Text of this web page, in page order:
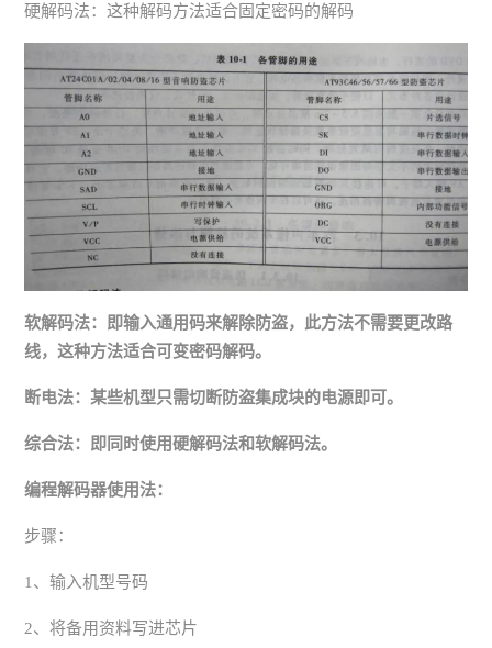
硬解码法：这种解码方法适合固定密码的解码
软解码法：即输入通用码来解除防盗，此方法不需要更改路
线，这种方法适合可变密码解码。
断电法：某些机型只需切断防盗集成块的电源即可。
综合法：即同时使用硬解码法和软解码法。
编程解码器使用法：
步骤：
1、输入机型号码
2、将备用资料写进芯片